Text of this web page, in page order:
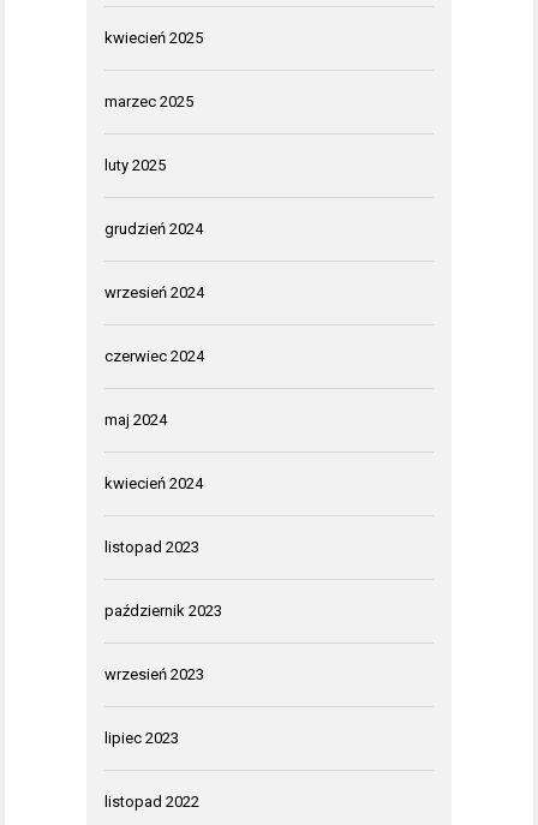
kwiecień 2025
marzec 2025
luty 2025
grudzień 2024
wrzesień 2024
czerwiec 2024
maj 2024
kwiecień 2024
listopad 2023
październik 2023
wrzesień 2023
lipiec 2023
listopad 2022